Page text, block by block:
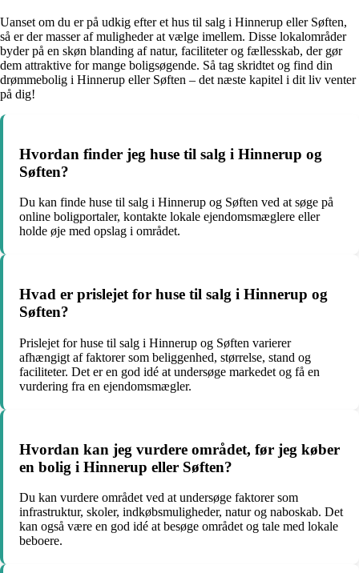
Uanset om du er på udkig efter et hus til salg i Hinnerup eller Søften,
så er der masser af muligheder at vælge imellem. Disse lokalområder
byder på en skøn blanding af natur, faciliteter og fællesskab, der gør
dem attraktive for mange boligsøgende. Så tag skridtet og find din
drømmebolig i Hinnerup eller Søften – det næste kapitel i dit liv venter
på dig!
Hvordan finder jeg huse til salg i Hinnerup og
Søften?
Du kan finde huse til salg i Hinnerup og Søften ved at søge på
online boligportaler, kontakte lokale ejendomsmæglere eller
holde øje med opslag i området.
Hvad er prislejet for huse til salg i Hinnerup og
Søften?
Prislejet for huse til salg i Hinnerup og Søften varierer
afhængigt af faktorer som beliggenhed, størrelse, stand og
faciliteter. Det er en god idé at undersøge markedet og få en
vurdering fra en ejendomsmægler.
Hvordan kan jeg vurdere området, før jeg køber
en bolig i Hinnerup eller Søften?
Du kan vurdere området ved at undersøge faktorer som
infrastruktur, skoler, indkøbsmuligheder, natur og naboskab. Det
kan også være en god idé at besøge området og tale med lokale
beboere.